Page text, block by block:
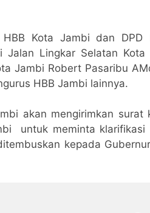
Kota Jambi dan DPD
Lingkar Selatan
Jambi Robert Pasaribu
HBB Jambi lainnya.
akan mengirimkan surat
untuk meminta klarifikasi
kepada